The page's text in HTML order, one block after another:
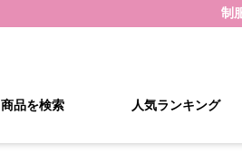
制
商品を検索 人気ランキング